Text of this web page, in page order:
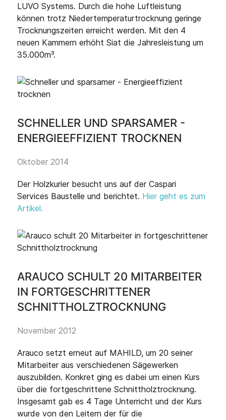
LUVO Systems. Durch die hohe Luftleistung
können trotz Niedertemperaturtrocknung geringe
Trocknungszeiten erreicht werden. Mit den 4
neuen Kammern erhöht Siat die Jahresleistung um
35.000m³.
SCHNELLER UND SPARSAMER -
ENERGIEEFFIZIENT TROCKNEN
Oktober 2014
Der Holzkurier besucht uns auf der Caspari
Services Baustelle und berichtet. Hier geht es zum
Artikel.
ARAUCO SCHULT 20 MITARBEITER
IN FORTGESCHRITTENER
SCHNITTHOLZTROCKNUNG
November 2012
Arauco setzt erneut auf MAHILD, um 20 seiner
Mitarbeiter aus verschiedenen Sägewerken
auszubilden. Konkret ging es dabei um einen Kurs
über die fortgeschrittene Schnittholztrocknung.
Insgesamt gab es 4 Tage Unterricht und der Kurs
wurde von den Leitern der für die